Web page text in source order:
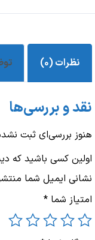
نظرات (۰)
نقد و بررسی‌ها
هنوز بررسی‌ای ثبت
اولین کسی باشید که
نشانی ایمیل شما
امتیاز شما *